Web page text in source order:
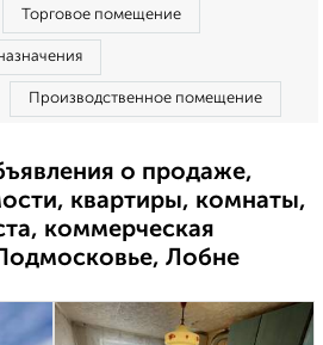
Торговое помещение
Производственное помещение
о продаже,
квартиры, комнаты,
коммерческая
Лобне